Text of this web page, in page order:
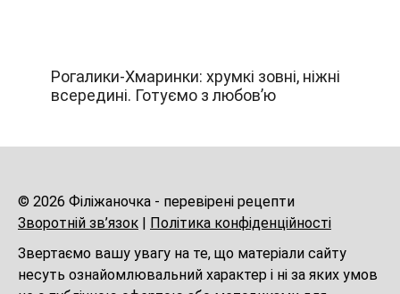
Рогалики-Хмаринки: хрумкі зовні, ніжні
всередині. Готуємо з любов’ю
© 2026 Філіжаночка - перевірені рецепти
Зворотній зв’язок | Політика конфіденційності
Звертаємо вашу увагу на те, що матеріали сайту
несуть ознайомлювальний характер і ні за яких умов